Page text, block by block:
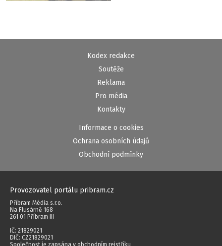
Kodex redakce
Soutěže
Reklama
Pro média
Kontakty
Informace o cookies
Ochrana osobních údajů
Obchodní podmínky
Provozovatel portálu pribram.cz
Příbram Média s.r.o.
Na Flusárně 168
261 01 Příbram III
IČ: 21829021
DIČ: CZ21829021
Společnost je zapsána v obchodním rejstříku